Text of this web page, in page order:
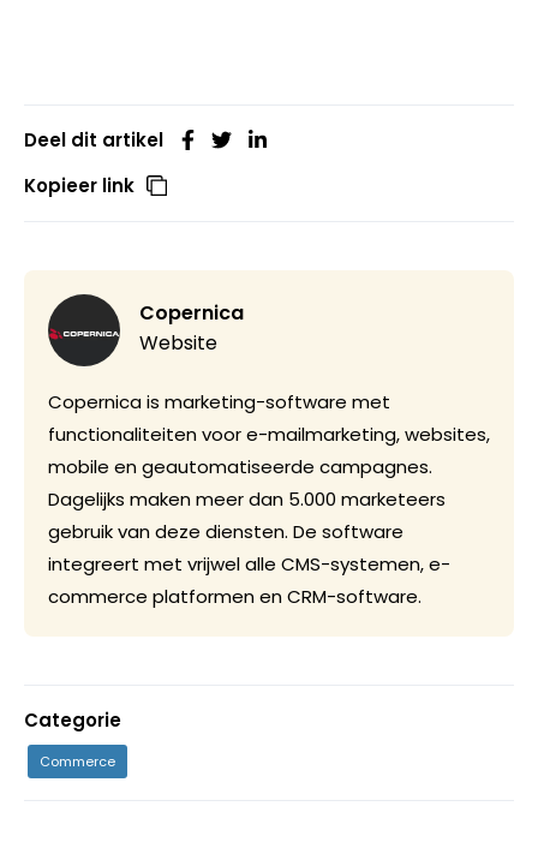
Deel dit artikel
Kopieer link
Copernica
Website
Copernica is marketing-software met
functionaliteiten voor e-mailmarketing, websites,
mobile en geautomatiseerde campagnes.
Dagelijks maken meer dan 5.000 marketeers
gebruik van deze diensten. De software
integreert met vrijwel alle CMS-systemen, e-
commerce platformen en CRM-software.
Categorie
Commerce